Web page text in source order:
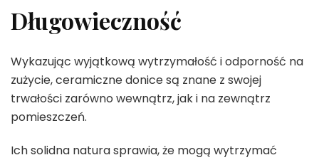
Długowieczność
Wykazując wyjątkową wytrzymałość i odporność na
zużycie, ceramiczne donice są znane z swojej
trwałości zarówno wewnątrz, jak i na zewnątrz
pomieszczeń.
Ich solidna natura sprawia, że mogą wytrzymać